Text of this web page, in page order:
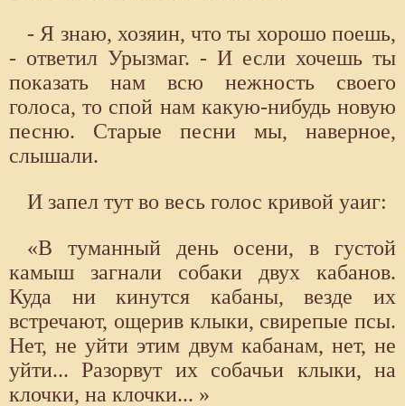
- Я знаю, хозяин, что ты хорошо поешь,
- ответил Урызмаг. - И если хочешь ты
показать нам всю нежность своего
голоса, то спой нам какую-нибудь новую
песню. Старые песни мы, наверное,
слышали.
И запел тут во весь голос кривой уаиг:
«В туманный день осени, в густой
камыш загнали собаки двух кабанов.
Куда ни кинутся кабаны, везде их
встречают, ощерив клыки, свирепые псы.
Нет, не уйти этим двум кабанам, нет, не
уйти... Разорвут их собачьи клыки, на
клочки, на клочки... »